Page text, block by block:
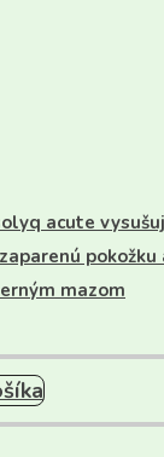
acute
pokožku
mazom